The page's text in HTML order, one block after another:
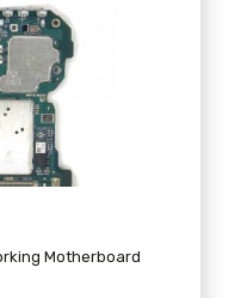
Motherboard